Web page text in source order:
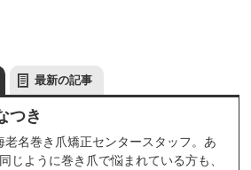
最新の記事
つき
老名巻き爪矯正センタースタッフ。あ
じように巻き爪で悩まれている方も、